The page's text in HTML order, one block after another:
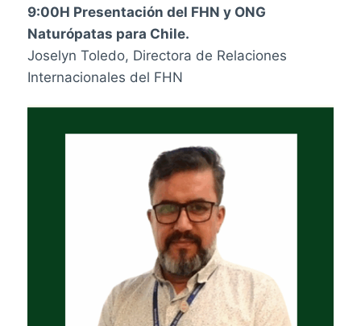
9:00H Presentación del FHN y ONG
Naturópatas para Chile.
Joselyn Toledo, Directora de Relaciones
Internacionales del FHN